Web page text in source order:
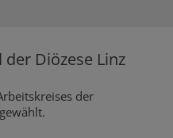
Diözese Linz
der